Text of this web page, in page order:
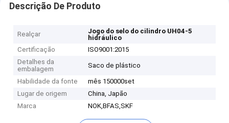
Descrição De Produto
Realçar
Jogo do selo do cilindro UH04-5
hidráulico
Certificação
ISO9001:2015
Detalhes da
embalagem
Saco de plástico
Habilidade da fonte
mês 150000set
Lugar de origem
China, Japão
Marca
NOK,BFAS,SKF